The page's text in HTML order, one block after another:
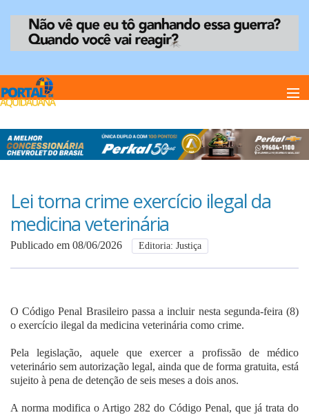
Home
Anuncie
Anuncie
Fale Conosco
Lei torna crime exercício ilegal da
medicina veterinária
Publicado em 08/06/2026 Editoria: Justiça
O Código Penal Brasileiro passa a incluir nesta segunda-feira (8)
o exercício ilegal da medicina veterinária como crime.
Pela legislação, aquele que exercer a profissão de médico
veterinário sem autorização legal, ainda que de forma gratuita, está
sujeito à pena de detenção de seis meses a dois anos.
A norma modifica o Artigo 282 do Código Penal, que já trata do